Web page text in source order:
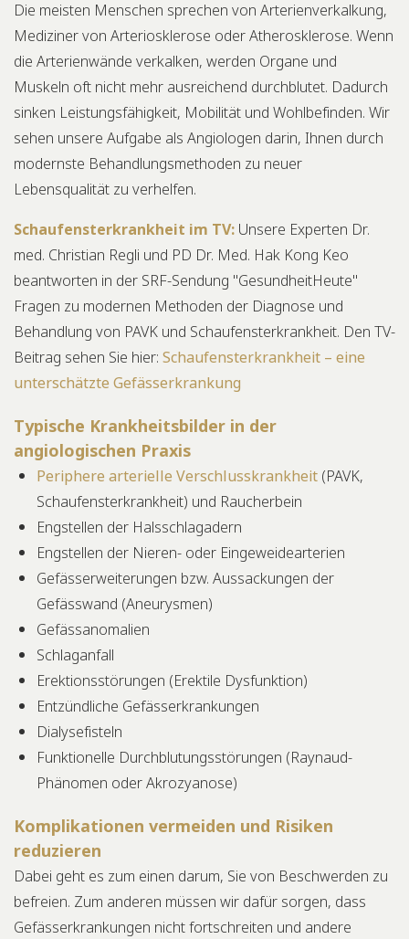
Die meisten Menschen sprechen von Arterienverkalkung,
Mediziner von Arteriosklerose oder Atherosklerose. Wenn
die Arterienwände verkalken, werden Organe und
Muskeln oft nicht mehr ausreichend durchblutet. Dadurch
sinken Leistungsfähigkeit, Mobilität und Wohlbefinden. Wir
sehen unsere Aufgabe als Angiologen darin, Ihnen durch
modernste Behandlungsmethoden zu neuer
Lebensqualität zu verhelfen.
Schaufensterkrankheit im TV: Unsere Experten Dr.
med. Christian Regli und PD Dr. Med. Hak Kong Keo
beantworten in der SRF-Sendung "GesundheitHeute"
Fragen zu modernen Methoden der Diagnose und
Behandlung von PAVK und Schaufensterkrankheit. Den TV-
Beitrag sehen Sie hier: Schaufensterkrankheit – eine
unterschätzte Gefässerkrankung
Typische Krankheitsbilder in der
angiologischen Praxis
Periphere arterielle Verschlusskrankheit (PAVK,
Schaufensterkrankheit) und Raucherbein
Engstellen der Halsschlagadern
Engstellen der Nieren- oder Eingeweidearterien
Gefässerweiterungen bzw. Aussackungen der
Gefässwand (Aneurysmen)
Gefässanomalien
Schlaganfall
Erektionsstörungen (Erektile Dysfunktion)
Entzündliche Gefässerkrankungen
Dialysefisteln
Funktionelle Durchblutungsstörungen (Raynaud-
Phänomen oder Akrozyanose)
Komplikationen vermeiden und Risiken
reduzieren
Dabei geht es zum einen darum, Sie von Beschwerden zu
befreien. Zum anderen müssen wir dafür sorgen, dass
Gefässerkrankungen nicht fortschreiten und andere